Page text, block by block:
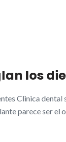
los
Clinica
parece ser el